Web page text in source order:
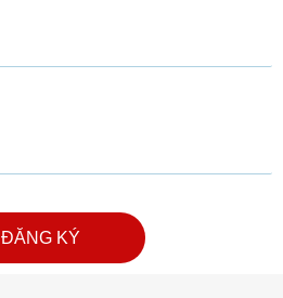
ĐĂNG KÝ